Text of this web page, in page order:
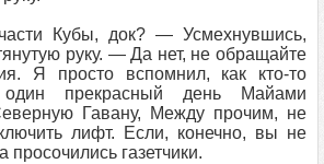
Кубы, док? — Усмехнувшись,
руку. — Да нет, не обращайте
Я просто вспомнил, как кто-то
прекрасный день Майами
Гавану, Между прочим, не
лифт. Если, конечно, вы не
просочились газетчики.